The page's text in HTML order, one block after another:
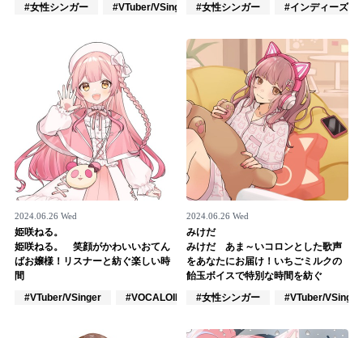
muevoクラウドファンディング
muevoコミュニティ
ぶいクラ！by muevo
ぶいコミュ！by muevo
ぶいマガ！ by muevo
Follow us
Official SNS
#女性シンガー
#VTuber/VSinger #VOCALOID
#女性シンガー
#インディーズ
2024.06.26 Wed
姫咲ねる。
姫咲ねる。 笑顔がかわいいおてん
ばお嬢様！リスナーと紡ぐ楽しい時
間
#VTuber/VSinger
#VOCALOID #アニメ/ゲーム
2024.06.26 Wed
みけだ
みけだ あま～いコロンとした歌声
をあなたにお届け！いちごミルクの
飴玉ボイスで特別な時間を紡ぐ
#女性シンガー
#VTuber/VSinger